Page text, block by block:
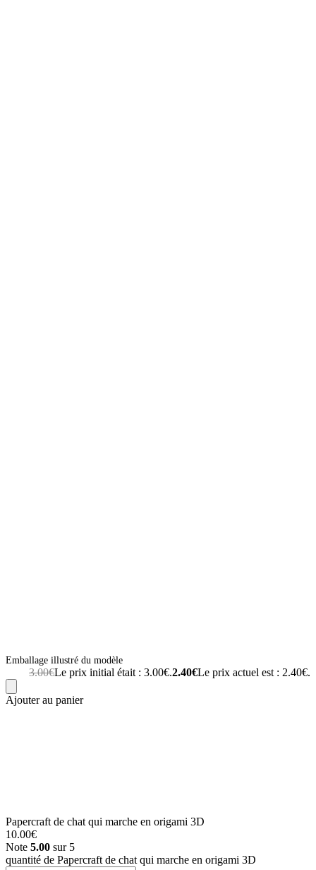
Emballage illustré du modèle
3.00€Le prix initial était : 3.00€.2.40€Le prix actuel est : 2.40€.
Ajouter au panier
Papercraft de chat qui marche en origami 3D
10.00€
Note 5.00 sur 5
quantité de Papercraft de chat qui marche en origami 3D